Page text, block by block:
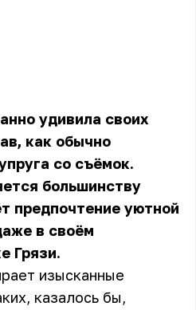
удивила своих
как обычно
со съёмок.
большинству
предпочтение уютной
в своём
Грязи.
изысканные
казалось бы,